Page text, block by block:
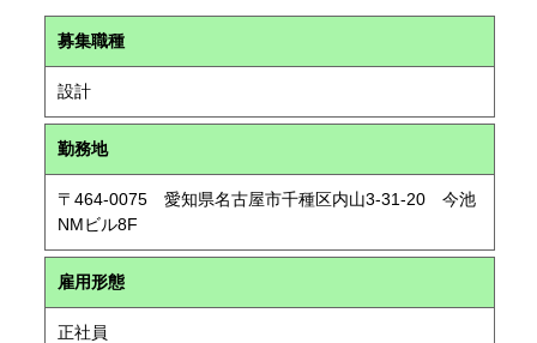
募集職種
設計
勤務地
〒464-0075 愛知県名古屋市千種区内山3-31-20 今池
NMビル8F
雇用形態
正社員